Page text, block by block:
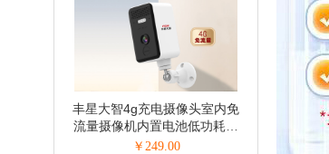
丰星大智4g充电摄像头室内免
流量摄像机内置电池低功耗免
布线4G摄像机(500万)
￥ 249.00